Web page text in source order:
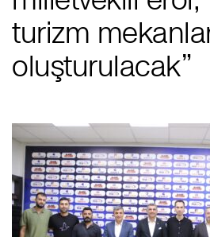
turizm
oluşturulacak”